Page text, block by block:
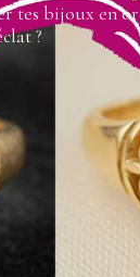
tes bijoux en
?